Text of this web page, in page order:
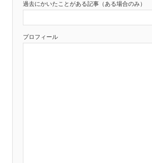
過去にかいたことがある記事（ある場合のみ）
プロフィール